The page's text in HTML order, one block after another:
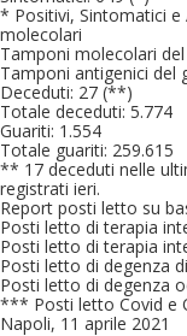
* Positivi, Sintomatici
molecolari
Tamponi molecolari
Tamponi antigenici del
Deceduti: 27 (**)
Totale deceduti: 5.774
Guariti: 1.554
Totale guariti: 259.615
** 17 deceduti nelle
registrati ieri.
Report posti letto su
Posti letto di terapia
Posti letto di terapia
Posti letto di degenza
Posti letto di degenza
*** Posti letto Covid e
Napoli, 11 aprile 2021